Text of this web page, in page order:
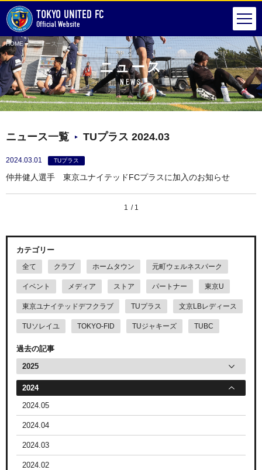
TOKYO UNITED FC
Official Website
HOME ニュース一覧
ニュース
NEWS
ニュース一覧 TUプラス 2024.03
2024.03.01 TUプラス
仲井健人選手 東京ユナイテッドFCプラスに加入のお知らせ
1 1
カテゴリー
全て クラブ ホームタウン 元町ウェルネスパーク
イベント メディア ストア パートナー 東京U
東京ユナイテッドデフクラブ TUプラス 文京LBレディース
TUソレイユ TOKYO-FID TUジャキーズ TUBC
過去の記事
2025
2024
2024.05
2024.04
2024.03
2024.02